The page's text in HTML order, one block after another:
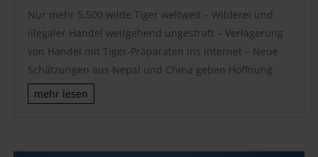
Nur mehr 5.500 wilde Tiger weltweit – Wilderei und
illegaler Handel weitgehend ungestraft – Verlagerung
von Handel mit Tiger-Präparaten ins Internet – Neue
Schätzungen aus Nepal und China geben Hoffnung
mehr lesen